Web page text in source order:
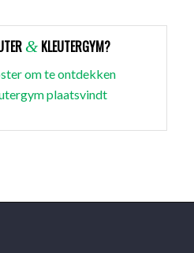
&KLEUTERGYM?
om te ontdekken
plaatsvindt